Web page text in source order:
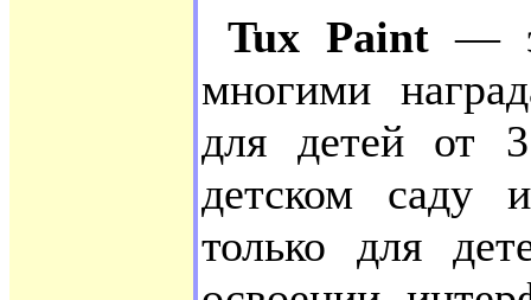
Tux Paint —
многими
для детей от
детском саду
только для